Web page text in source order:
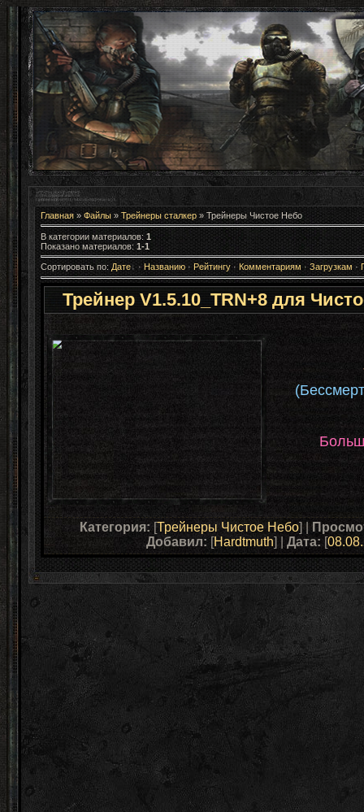
Главная» Файлы» Трейнеры сталкер» Трейнеры Чистое Небо
В категории материалов: 1
Показано материалов: 1-1
Сортировать по: Дате · Названию· Рейтингу· Комментариям · Загрузкам ·
Трейнер V1.5.10_TRN+8 для
Категория: [Трейнеры Чистое Небо] |
Добавил: [Hardtmuth] | Дата: [